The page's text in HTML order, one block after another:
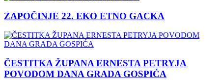
ZAPOČINJE 22. EKO ETNO GACKA
ČESTITKA ŽUPANA ERNESTA PETRYJA
POVODOM DANA GRADA GOSPIĆA